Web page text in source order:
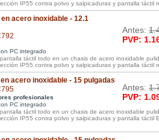
IP55 contra polvo y salpicaduras y pantalla táctil
en acero inoxidable - 12.1
PC integrado
Antes:
PVP:
táctil todo en un chasis de acero inoxidable
IP55 contra polvo y salpicaduras y pantalla táctil
acero inoxidable - 15 pulgadas
profesionales
PC integrado
Antes:
PVP:
táctil todo en un chasis de acero inoxidable
IP55 contra polvo y salpicaduras y pantalla táctil